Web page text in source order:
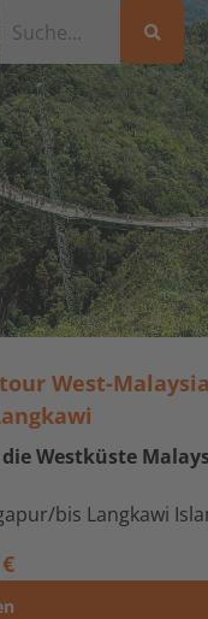
West-
Westküste
bis Langkawi